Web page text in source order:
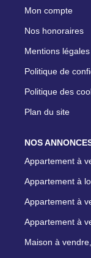
Mon compte
Nos honoraires
Mentions légales
Politique de
Politique des
Plan du site
NOS
Appartement à
Appartement à
Appartement à
Appartement à
Maison à